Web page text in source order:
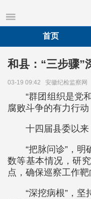
首页
和县：“三步骤”
03-19 09:42 安徽纪检监察网
“群团组织是党
腐败斗争的有力行
十四届县委以
“把脉问诊”，
数等基本情况，研
点，确保巡察工作靶
“深挖病根”，